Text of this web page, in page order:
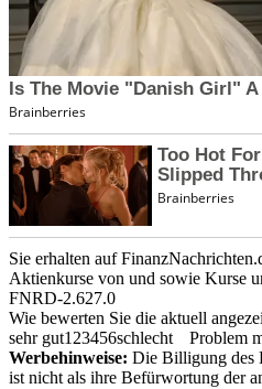
Sie erhalten auf
Aktienkurse von und sowie Kurse
FNRD-2.627.0
Wie bewerten Sie die aktuell
sehr gut1 23456schlecht
Problem
Werbehinweise: Die Billigung des
ist nicht als ihre Befürwortung der